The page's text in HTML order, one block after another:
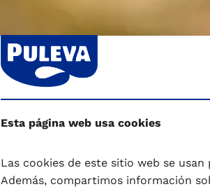
Esta página web usa cookies
Las cookies de este sitio web se
Además, compartimos información